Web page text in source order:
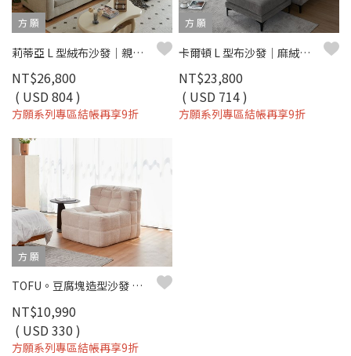
方 願
莉蒂亞 L 型絨布沙發｜親膚柔軟 × 獨立筒坐墊 × 移動腳椅 - 方願系列
NT$26,800
( USD 804 )
方願系列專區結帳再享9折
方 願
卡爾頓 L 型布沙發｜麻絨布親膚 × 獨立筒＋大靠枕 × 左右型靈活配置 – 方願系列
NT$23,800
( USD 714 )
方願系列專區結帳再享9折
方 願
TOFU。豆腐塊造型沙發 單人沙發 懶人沙發(二色) - 方願系列
NT$10,990
( USD 330 )
方願系列專區結帳再享9折